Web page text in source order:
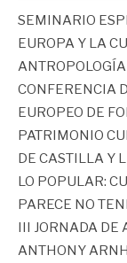
SEMINARIO
EUROPA Y LA
CONFERENCIA
EUROPEO DE
PATRIMONIO
DE CASTILLA Y
LO POPULAR:
PARECE NO
III JORNADA DE
ANTHONY